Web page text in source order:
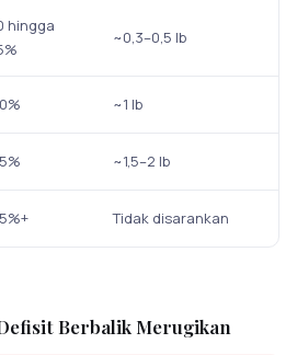
hingga
~0,3–0,5 lb
~1 lb
~1,5–2 lb
Tidak disarankan
Berbalik Merugikan